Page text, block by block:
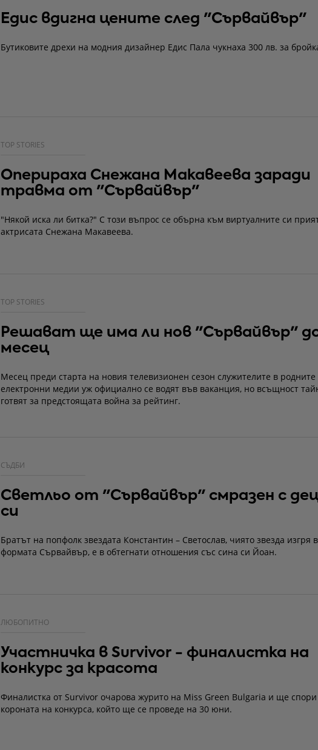
Едис вдигна цените след "Сървайвър"
Бутиковите дрехи на модния дизайнер Едис Пала чукнаха 300 лв. за
TOP STORIES
Оперираха Снежана Макавеева заради
травма от "Сървайвър"
"Някой иска ли битка?" С този въпрос се обърна към виртуалните си
актрисата Снежана Макавеева.
TOP STORIES
Решават ще има ли нов "Сървайвър"
месец
Месец преди старта на новия телевизионен сезон служителите в
електронни медии уж официално се водят във ваканция, но всъщност
готвят за предстоящата война за рейтинг.
СЪДБИ
Светльо от "Сървайвър" смразен с
си
Братът на попфолк звездата Константин – Светослав, чиято звезда изгря
формата Сървайвър, е в обтегнати отношения със сина си Йоан.
ЛЮБОПИТНО
Участничка в Survivor - финалистка на
конкурс за красота
Финалистка от Survivor очарова журито на Miss Green Bulgaria и ще спори
короната на конкурса, който ще се проведе на 30 юни.